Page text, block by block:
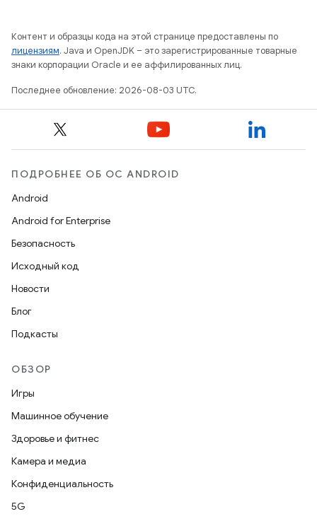
Контент и образцы кода на этой странице предоставлены по
лицензиям. Java и OpenJDK – это зарегистрированные товарные
знаки корпорации Oracle и ее аффилированных лиц.
Последнее обновление: 2026-08-03 UTC.
ПОДРОБНЕЕ ОБ ОС ANDROID
Android
Android for Enterprise
Безопасность
Исходный код
Новости
Блог
Подкасты
ОБЗОР
Игры
Машинное обучение
Здоровье и фитнес
Камера и медиа
Конфиденциальность
5G